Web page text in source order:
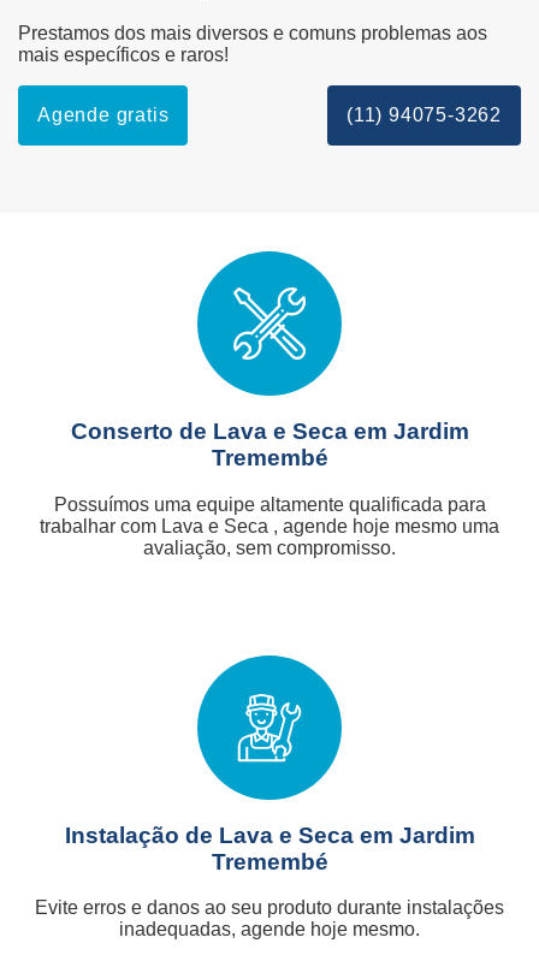
Prestamos dos mais diversos e comuns problemas aos
mais específicos e raros!
Agende gratis (11) 94075-3262
Conserto de Lava e Seca em Jardim
Tremembé
Possuímos uma equipe altamente qualificada para
trabalhar com Lava e Seca , agende hoje mesmo uma
avaliação, sem compromisso.
Instalação de Lava e Seca em Jardim
Tremembé
Evite erros e danos ao seu produto durante instalações
inadequadas, agende hoje mesmo.